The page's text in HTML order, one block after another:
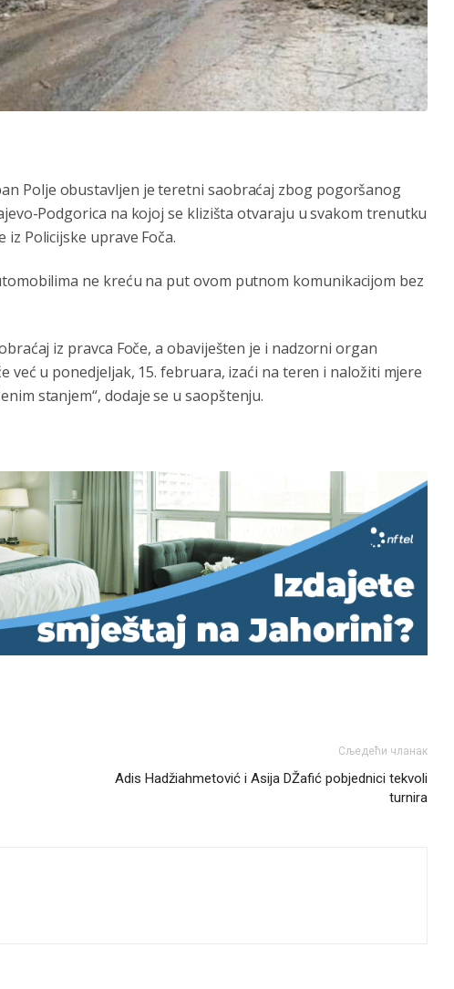
Polje obustavljen je teretni saobraćaj zbog pogoršanog
Podgorica na kojoj se klizišta otvaraju u svakom trenutku
Policijske uprave Foča.
ne kreću na put ovom putnom komunikacijom bez
iz pravca Foče, a obaviješten je i nadzorni organ
već u ponedjeljak, 15. februara, izaći na teren i naložiti mjere
stanjem“, dodaje se u saopštenju.
Сљедећи чланак
Adis Hadžiahmetović i Asija DŽafić pobjednici tekvoli
turnira